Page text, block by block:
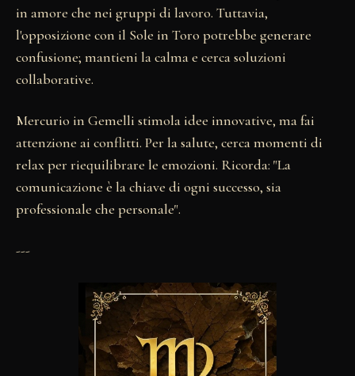
in amore che nei gruppi di lavoro. Tuttavia,
l'opposizione con il Sole in Toro potrebbe generare
confusione; mantieni la calma e cerca soluzioni
collaborative.
Mercurio in Gemelli stimola idee innovative, ma fai
attenzione ai conflitti. Per la salute, cerca momenti di
relax per riequilibrare le emozioni. Ricorda: "La
comunicazione è la chiave di ogni successo, sia
professionale che personale".
---